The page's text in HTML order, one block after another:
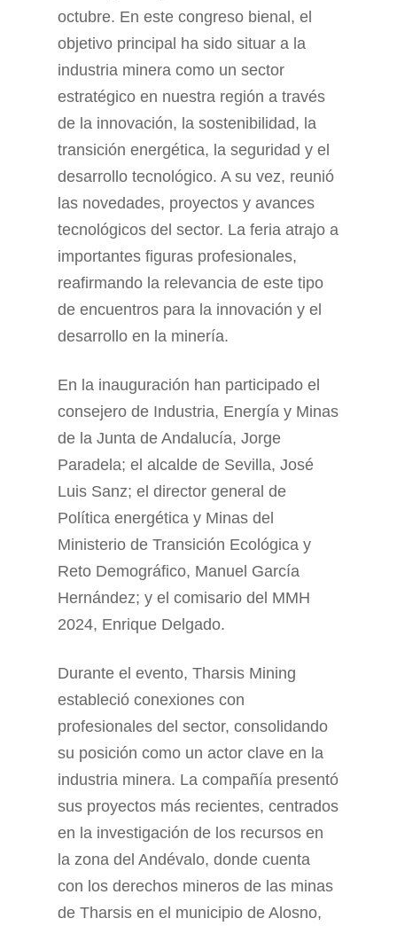
octubre. En este congreso bienal, el
objetivo principal ha sido situar a la
industria minera como un sector
estratégico en nuestra región a través
de la innovación, la sostenibilidad, la
transición energética, la seguridad y el
desarrollo tecnológico. A su vez, reunió
las novedades, proyectos y avances
tecnológicos del sector. La feria atrajo a
importantes figuras profesionales,
reafirmando la relevancia de este tipo
de encuentros para la innovación y el
desarrollo en la minería.
En la inauguración han participado el
consejero de Industria, Energía y Minas
de la Junta de Andalucía, Jorge
Paradela; el alcalde de Sevilla, José
Luis Sanz; el director general de
Política energética y Minas del
Ministerio de Transición Ecológica y
Reto Demográfico, Manuel García
Hernández; y el comisario del MMH
2024, Enrique Delgado.
Durante el evento, Tharsis Mining
estableció conexiones con
profesionales del sector, consolidando
su posición como un actor clave en la
industria minera. La compañía presentó
sus proyectos más recientes, centrados
en la investigación de los recursos en
la zona del Andévalo, donde cuenta
con los derechos mineros de las minas
de Tharsis en el municipio de Alosno,